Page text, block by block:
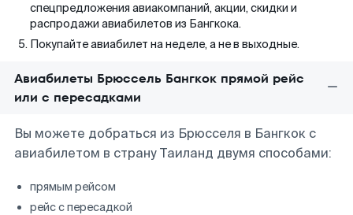
спецпредложения авиакомпаний, акции, скидки и
распродажи авиабилетов из Бангкока.
Покупайте авиабилет на неделе, а не в выходные.
Авиабилеты Брюссель Бангкок прямой рейс
или с пересадками
Вы можете добраться из Брюсселя в Бангкок с
авиабилетом в страну Таиланд двумя способами:
прямым рейсом
рейс с пересадкой